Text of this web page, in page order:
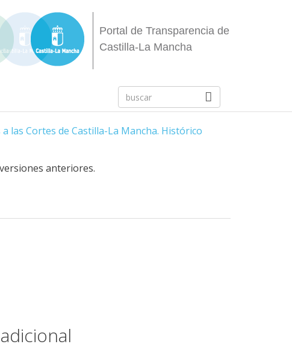
Portal de Transparencia de
Castilla-La Mancha
las Cortes de Castilla-La Mancha. Histórico
anteriores.